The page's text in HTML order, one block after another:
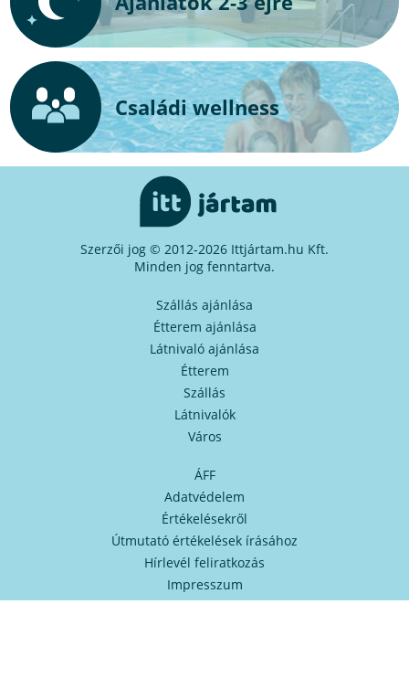
Családi wellness
Szerzői jog © 2012-2026 Ittjártam.hu Kft.
Minden jog fenntartva.
Szállás ajánlása
Étterem ajánlása
Látnivaló ajánlása
Étterem
Szállás
Látnivalók
Város
ÁFF
Adatvédelem
Értékelésekről
Útmutató értékelések írásához
Hírlevél feliratkozás
Impresszum